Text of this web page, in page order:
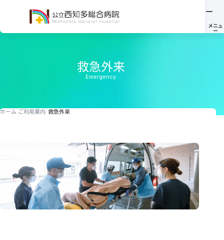
救急外来
Emergency
ホーム ご利用案内 救急外来